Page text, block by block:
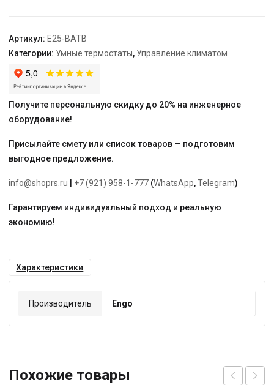
Артикул: E25-BATB
Категории: Умные термостаты, Управление климатом
Получите персональную скидку до 20% на инженерное
оборудование!
Присылайте смету или список товаров — подготовим
выгодное предложение.
info@shoprs.ru +7 (921) 958-1-777 (WhatsApp,Telegram)
Гарантируем индивидуальный подход и реальную
экономию!
Характеристики
Производитель Engo
Похожие товары